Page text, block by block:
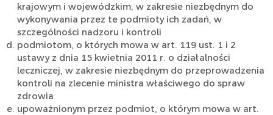
krajowym i wojewódzkim, w zakresie niezbędnym do
wykonywania przez te podmioty ich zadań, w
szczególności nadzoru i kontroli
podmiotom, o których mowa w art. 119 ust. 1 i 2
ustawy z dnia 15 kwietnia 2011 r. o działalności
leczniczej, w zakresie niezbędnym do przeprowadzenia
kontroli na zlecenie ministra właściwego do spraw
zdrowia
upoważnionym przez podmiot, o którym mowa w art.